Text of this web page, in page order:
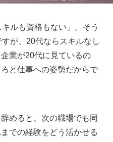
ルも資格もない」。そう
が、20代ならスキルなし
業が20代に見ているの
と仕事への姿勢だからで
めると、次の職場でも同
での経験をどう活かせる